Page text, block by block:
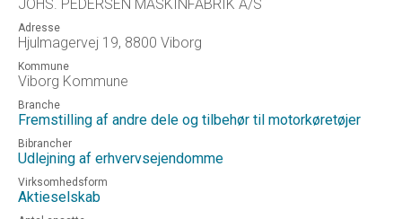
JOHS. PEDERSEN MASKINFABRIK A/S
Adresse
Hjulmagervej 19, 8800 Viborg
Kommune
Viborg Kommune
Branche
Fremstilling af andre dele og tilbehør til motorkøretøjer
Bibrancher
Udlejning af erhvervsejendomme
Virksomhedsform
Aktieselskab